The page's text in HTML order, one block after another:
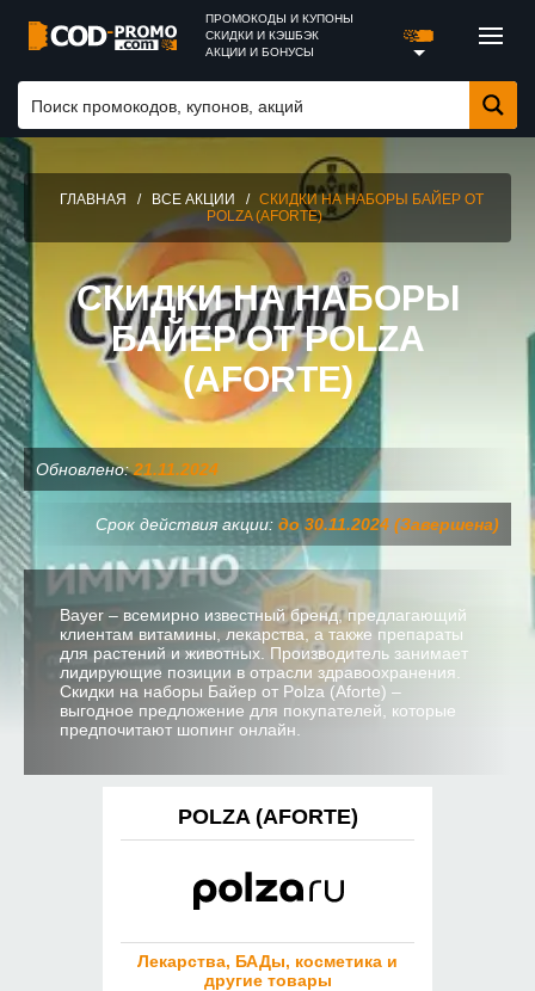
ПРОМОКОДЫ И КУПОНЫ
СКИДКИ И КЭШБЭК
АКЦИИ И БОНУСЫ
ГЛАВНАЯ / ВСЕ АКЦИИ / СКИДКИ НА НАБОРЫ БАЙЕР ОТ
POLZA (AFORTE)
СКИДКИ НА НАБОРЫ
БАЙЕР ОТ POLZA
(AFORTE)
Обновлено:21.11.2024
Срок действия акции: до 30.11.2024 (Завершена)
Bayer – всемирно известный бренд, предлагающий
клиентам витамины, лекарства, а также препараты
для растений и животных. Производитель занимает
лидирующие позиции в отрасли здравоохранения.
Скидки на наборы Байер от Polza (Aforte) –
выгодное предложение для покупателей, которые
предпочитают шопинг онлайн.
POLZA (AFORTE)
Лекарства, БАДы, косметика и
другие товары